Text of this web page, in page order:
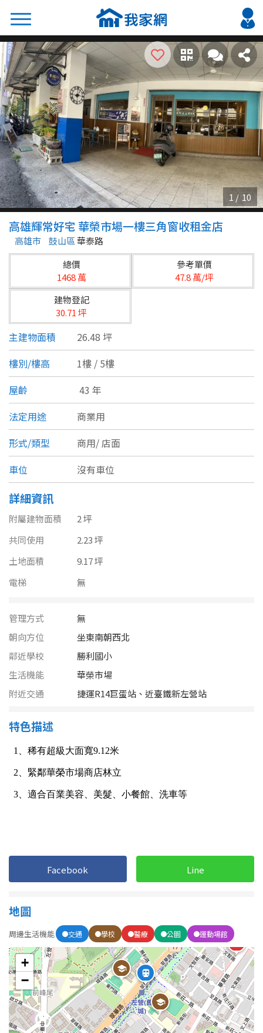
搜尋
熱門關鍵字
2026 台北降價好屋限量釋出
2026 新北降價好屋限量釋出
2026 台中降價好屋限量釋出
2026 台南降價好屋限量釋出
2026 高雄降價好屋限量釋出
縣市
不限
台北市
基隆市
新北市
宜蘭縣
桃園市
新竹市
新竹縣
苗栗縣
台中市
雲林縣
嘉義市
台南市
高雄市
澎湖縣
花蓮縣
金門連江
區域
類型(可複選)
公寓
別墅 透天厝
農舍 辦公
坪數
不拘
60~70 坪
80坪以上
~ 坪
1樓 2樓
5~10樓 11~20樓
21樓以上
格局
不拘
1房
2房 3房
高雄輝常好宅 華榮市場一樓三角窗收租金店
高雄市 鼓山區華泰路
總價
1468 萬
參考單價
47.8 萬/坪
建物登記
30.71 坪
主建物面積
26.48 坪
樓別/樓高
1樓 / 5樓
屋齡
43 年
法定用途
商業用
形式/類型
商用/店面
車位
沒有車位
詳細資訊
附屬建物面積
2 坪
共同使用
2.23 坪
土地面積
9.17 坪
電梯
無
管理方式
無
朝向方位
坐東南朝西北
鄰近學校
勝利國小
生活機能
華榮市場
附近交通
捷運R14巨蛋站、近臺鐵新左營站
特色描述
Facebook Line
地圖
周邊生活機能 交通 學校 醫療 公園 運動場館
+
−